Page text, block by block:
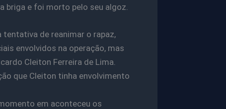
briga e foi morto pelo seu algoz.
de reanimar o rapaz,
envolvidos na operação, mas
Cleiton Ferreira de Lima.
que Cleiton tinha envolvimento
em aconteceu os